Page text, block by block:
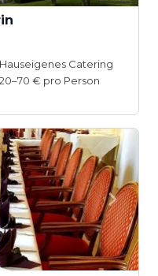
Hauseigenes Catering
20–70 € pro Person